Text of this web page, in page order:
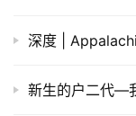
深度 |
新生的户二代—